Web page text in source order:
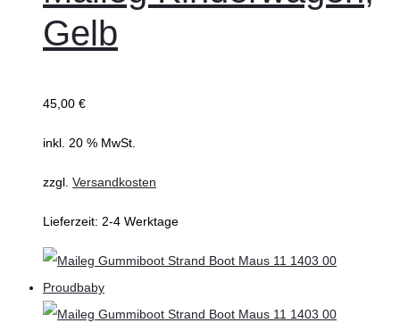
Gelb
45,00 €
inkl. 20 % MwSt.
zzgl. Versandkosten
Lieferzeit: 2-4 Werktage